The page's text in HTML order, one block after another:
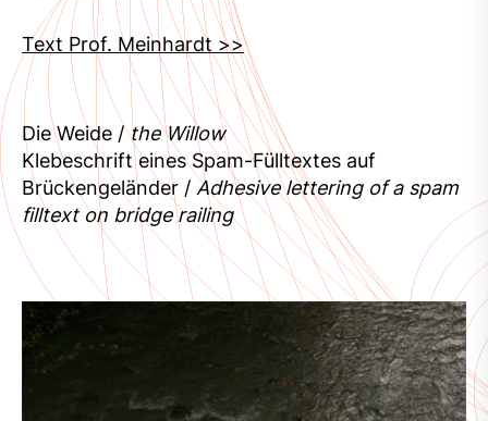
Text Prof. Meinhardt >>
Die Weide /the Willow
Klebeschrift eines Spam-Fülltextes auf
Brückengeländer / Adhesive lettering of a spam
filltext on bridge railing